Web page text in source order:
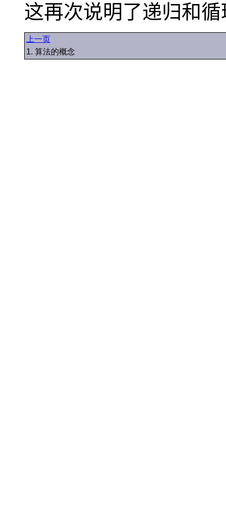
这再次说明了递归和
上一页
1. 算法的概念